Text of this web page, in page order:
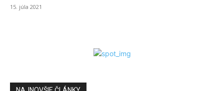
15. júla 2021